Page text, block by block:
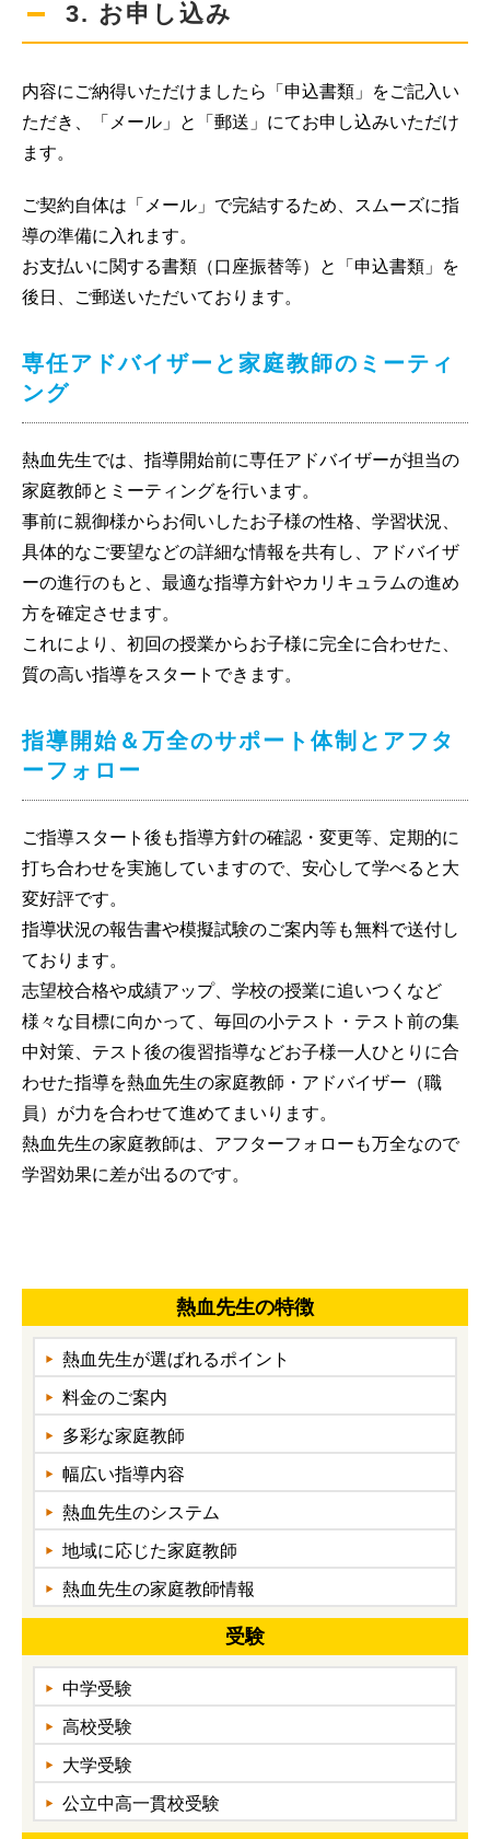
3. お申し込み
内容にご納得いただけましたら「申込書類」をご記入い
ただき、「メール」と「郵送」にてお申し込みいただけ
ます。
ご契約自体は「メール」で完結するため、スムーズに指
導の準備に入れます。
お支払いに関する書類（口座振替等）と「申込書類」を
後日、ご郵送いただいております。
専任アドバイザーと家庭教師のミーティ
ング
熱血先生では、指導開始前に専任アドバイザーが担当の
家庭教師とミーティングを行います。
事前に親御様からお伺いしたお子様の性格、学習状況、
具体的なご要望などの詳細な情報を共有し、アドバイザ
ーの進行のもと、最適な指導方針やカリキュラムの進め
方を確定させます。
これにより、初回の授業からお子様に完全に合わせた、
質の高い指導をスタートできます。
指導開始＆万全のサポート体制とアフタ
ーフォロー
ご指導スタート後も指導方針の確認・変更等、定期的に
打ち合わせを実施していますので、安心して学べると大
変好評です。
指導状況の報告書や模擬試験のご案内等も無料で送付し
ております。
志望校合格や成績アップ、学校の授業に追いつくなど
様々な目標に向かって、毎回の小テスト・テスト前の集
中対策、テスト後の復習指導などお子様一人ひとりに合
わせた指導を熱血先生の家庭教師・アドバイザー（職
員）が力を合わせて進めてまいります。
熱血先生の家庭教師は、アフターフォローも万全なので
学習効果に差が出るのです。
熱血先生の特徴
熱血先生が選ばれるポイント
料金のご案内
多彩な家庭教師
幅広い指導内容
熱血先生のシステム
地域に応じた家庭教師
熱血先生の家庭教師情報
受験
中学受験
高校受験
大学受験
公立中高一貫校受験